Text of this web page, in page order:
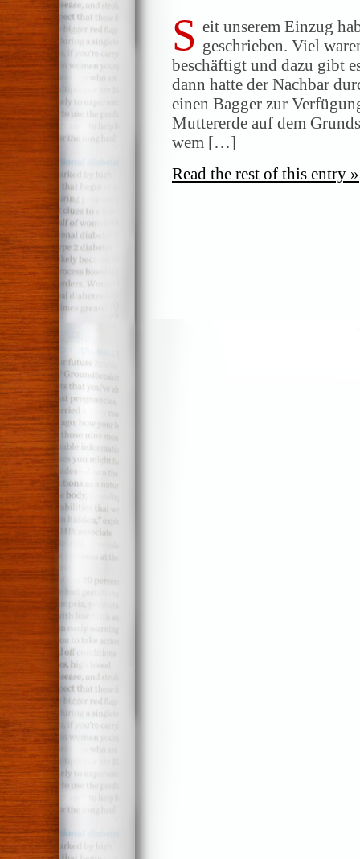
S eit unserem Einzug
geschrieben. Viel
beschäftigt und dazu gibt
dann hatte der Nachbar
einen Bagger zur
Muttererde auf dem
wem […]
Read the rest of this entry »